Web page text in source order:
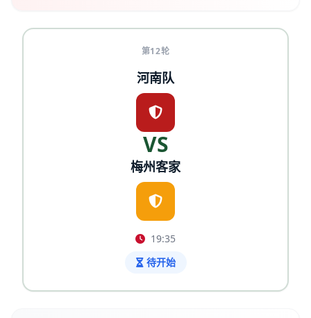
第12轮
河南队
VS
梅州客家
19:35
待开始